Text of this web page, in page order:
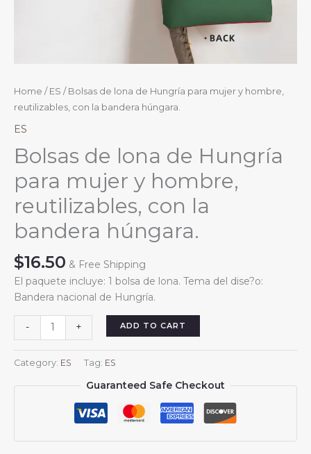
Home / ES / Bolsas de lona de Hungría para mujer y hombre,
reutilizables, con la bandera húngara.
ES
Bolsas de lona de Hungría
para mujer y hombre,
reutilizables, con la
bandera húngara.
$16.50 & Free Shipping
El paquete incluye: 1 bolsa de lona. Tema del dise?o:
Bandera nacional de Hungría.
-
de
lona
de
Hungría
+ ADD TO CART
Category: ES Tag: ES
Guaranteed Safe Checkout